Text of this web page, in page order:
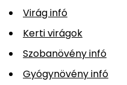
Virág infó
Kerti virágok
Szobanövény infó
Gyógynövény infó